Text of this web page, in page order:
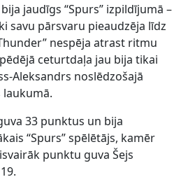
jaudīgs “Spurs” izpildījumā –
savu pārsvaru pieaudzēja līdz
nespēja atrast ritmu
ceturtdaļa jau bija tikai
Aleksandrs noslēdzošajā
33 punktus un bija
“Spurs” spēlētājs, kamēr
punktu guva Šejs